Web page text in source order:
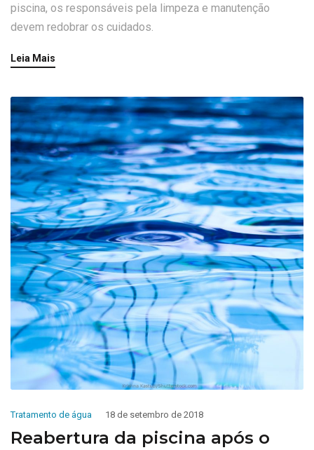
piscina, os responsáveis pela limpeza e manutenção
devem redobrar os cuidados.
Leia Mais
Tratamento de água 18 de setembro de 2018
Reabertura da piscina após o